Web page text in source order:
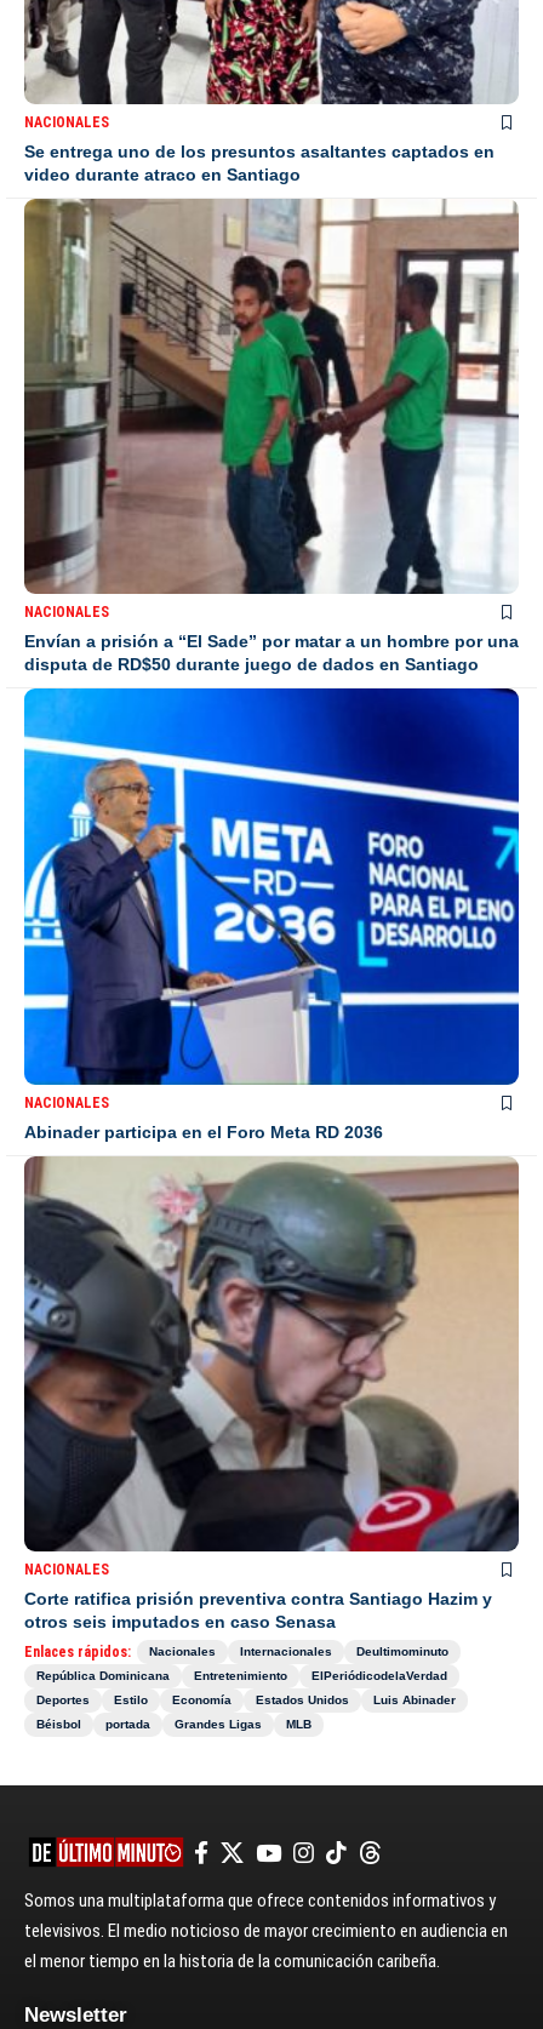
NACIONALES
Se entrega uno de los presuntos asaltantes captados en
video durante atraco en Santiago
NACIONALES
Envían a prisión a “El Sade” por matar a un hombre por una
disputa de RD$50 durante juego de dados en Santiago
NACIONALES
Abinader participa en el Foro Meta RD 2036
NACIONALES
Corte ratifica prisión preventiva contra Santiago Hazim y
otros seis imputados en caso Senasa
Enlaces rápidos: Nacionales Internacionales
Deultimominuto
República Dominicana
Entretenimiento
ElPeriódicodelaVerdad
Deportes
Estilo Economía Estados Unidos
Luis Abinader
Béisbol
portada Grandes Ligas MLB
Somos una multiplataforma que ofrece contenidos informativos y
televisivos. El medio noticioso de mayor crecimiento en audiencia en
el menor tiempo en la historia de la comunicación caribeña.
Newsletter